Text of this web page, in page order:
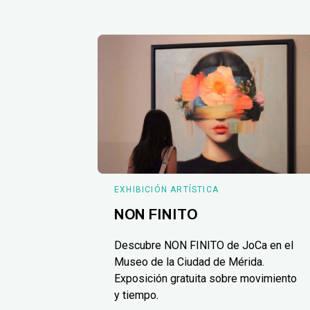
EXHIBICIÓN ARTÍSTICA
NON FINITO
Descubre NON FINITO de JoCa en el
Museo de la Ciudad de Mérida.
Exposición gratuita sobre movimiento
y tiempo.